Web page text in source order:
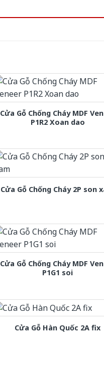
Cửa Gỗ Chống Cháy MDF
P1R2 Xoan dao
Cửa Gỗ Chống Cháy 2P son
Cửa Gỗ Chống Cháy MDF
P1G1 soi
Cửa Gỗ Hàn Quốc 2A fix